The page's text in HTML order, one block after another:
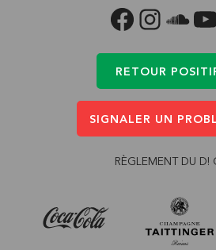
FACEBOOKINSTAGRAM
RETOUR
SIGNALER UN
RÈGLEMENT DU D!